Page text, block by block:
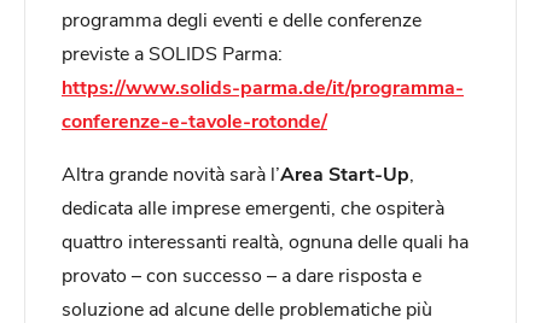
programma degli eventi e delle conferenze
previste a SOLIDS Parma:
https://www.solids-parma.de/it/programma-
conferenze-e-tavole-rotonde/
Altra grande novità sarà l’Area Start-Up,
dedicata alle imprese emergenti, che ospiterà
quattro interessanti realtà, ognuna delle quali ha
provato – con successo – a dare risposta e
soluzione ad alcune delle problematiche più